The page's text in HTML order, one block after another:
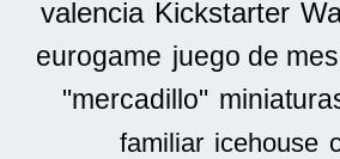
valencia Kickstarter
eurogame juego de
"mercadillo"
familiar icehouse